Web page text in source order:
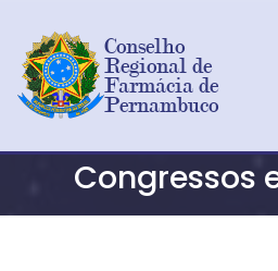
Ir para o conteúdo principal
Conselho
Regional de
Farmácia de
Pernambuco
Congressos